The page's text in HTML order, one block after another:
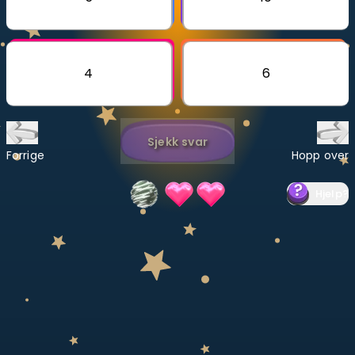
Bestill privatundervisning
Velg læreplan
Logg inn
4 6
Forrige
Sjekk svar
Hopp over
?